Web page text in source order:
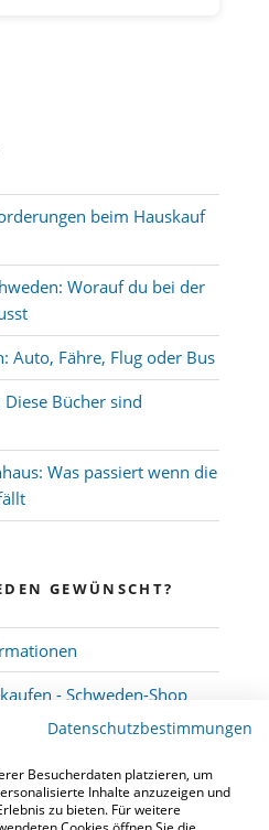
beim Hauskauf
Worauf du bei der
Auto, Fähre, Flug oder Bus
Bücher sind
Was passiert wenn die
GEWÜNSCHT?
- Schweden-Shop
Datenschutzbestimmungen
Besucherdaten platzieren, um
Inhalte anzuzeigen und
zu bieten. Für weitere